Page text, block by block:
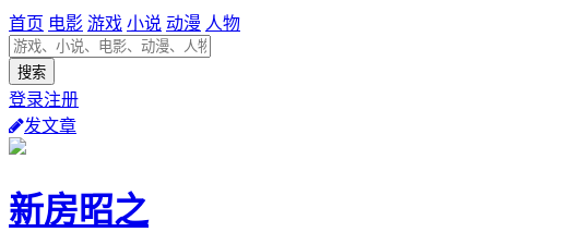
首页 电影 游戏 小说 动漫 人物
登录注册
发文章
新房昭之